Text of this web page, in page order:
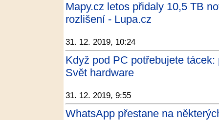
Mapy.cz letos přidaly 10,5 TB
rozlišení - Lupa.cz
31. 12. 2019, 10:24
Když pod PC potřebujete
Svět hardware
31. 12. 2019, 9:55
WhatsApp přestane na